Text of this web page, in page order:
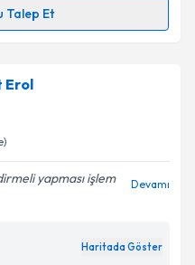
Talep Et
ile bilgilendireceğiz.
ilişkin
ediyorum.
Erol
yapması işlem
Devamı
Haritada Göster